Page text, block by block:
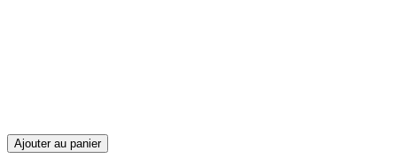
Ajouter au panier